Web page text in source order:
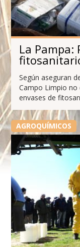
La
Según aseguran
Campo Limpio no
envases de
AGROQUÍMICOS